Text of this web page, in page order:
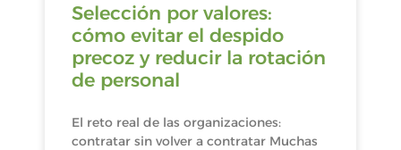
Selección por valores:
cómo evitar el despido
precoz y reducir la rotación
de personal
El reto real de las organizaciones:
contratar sin volver a contratar Muchas